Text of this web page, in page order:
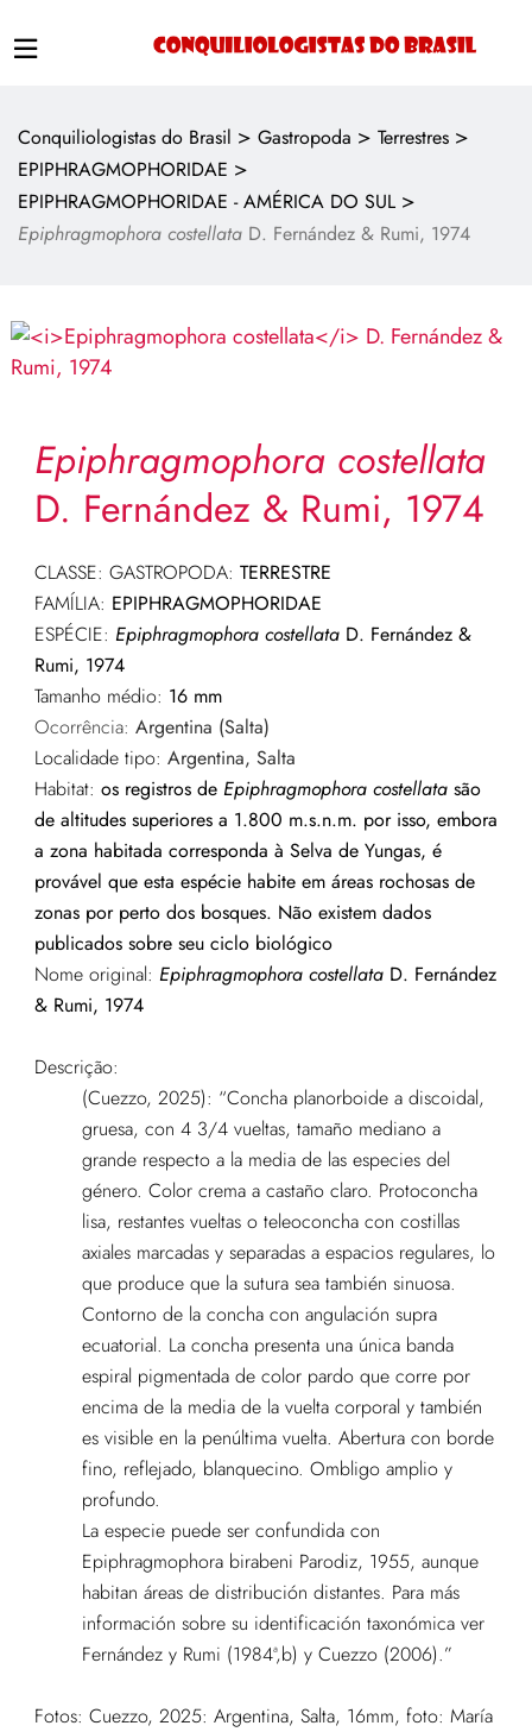
Conquiliologistas do Brasil > Gastropoda > Terrestres >
EPIPHRAGMOPHORIDAE >
EPIPHRAGMOPHORIDAE - AMÉRICA DO SUL >
Epiphragmophora costellata D. Fernández & Rumi, 1974
Epiphragmophora costellata
D. Fernández & Rumi, 1974
CLASSE: GASTROPODA: TERRESTRE
FAMÍLIA: EPIPHRAGMOPHORIDAE
ESPÉCIE: Epiphragmophora costellataD. Fernández &
Rumi, 1974
Tamanho médio: 16 mm
Ocorrência: Argentina (Salta)
Localidade tipo: Argentina, Salta
Habitat: os registros de Epiphragmophora costellatasão
de altitudes superiores a 1.800 m.s.n.m. por isso, embora
a zona habitada corresponda à Selva de Yungas, é
provável que esta espécie habite em áreas rochosas de
zonas por perto dos bosques. Não existem dados
publicados sobre seu ciclo biológico
Nome original: Epiphragmophora costellataD. Fernández
& Rumi, 1974
Descrição:
(Cuezzo, 2025): “Concha planorboide a discoidal,
gruesa, con 4 3/4 vueltas, tamaño mediano a
grande respecto a la media de las especies del
género. Color crema a castaño claro. Protoconcha
lisa, restantes vueltas o teleoconcha con costillas
axiales marcadas y separadas a espacios regulares, lo
que produce que la sutura sea también sinuosa.
Contorno de la concha con angulación supra
ecuatorial. La concha presenta una única banda
espiral pigmentada de color pardo que corre por
encima de la media de la vuelta corporal y también
es visible en la penúltima vuelta. Abertura con borde
fino, reflejado, blanquecino. Ombligo amplio y
profundo.
La especie puede ser confundida con
Epiphragmophora birabeni Parodiz, 1955, aunque
habitan áreas de distribución distantes. Para más
información sobre su identificación taxonómica ver
Fernández y Rumi (1984ª,b) y Cuezzo (2006).”
Fotos: Cuezzo, 2025: Argentina, Salta, 16mm, foto: María